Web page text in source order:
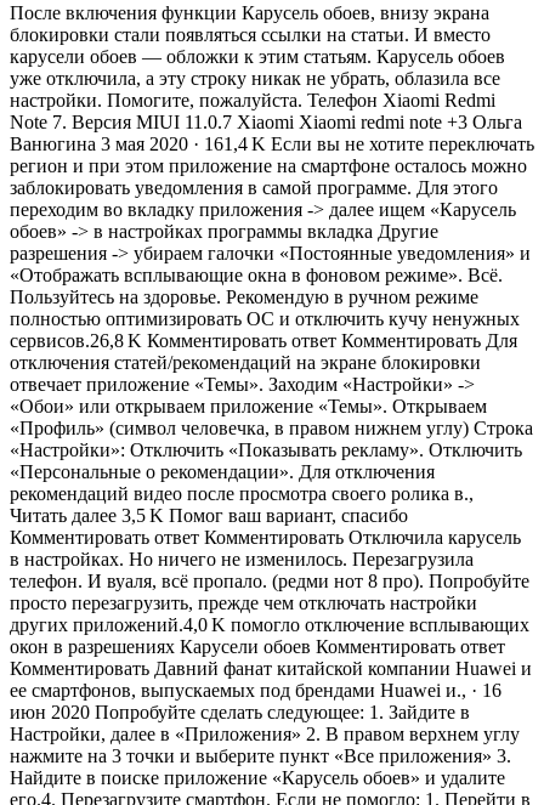
После включения функции Карусель обоев, внизу экрана
блокировки стали появляться ссылки на статьи. И вместо
карусели обоев — обложки к этим статьям. Карусель обоев
уже отключила, а эту строку никак не убрать, облазила все
настройки. Помогите, пожалуйста. Телефон Xiaomi Redmi
Note 7. Версия MIUI 11.0.7 Xiaomi Xiaomi redmi note +3 Ольга
Ванюгина 3 мая 2020 · 161,4 K Если вы не хотите переключать
регион и при этом приложение на смартфоне осталось можно
заблокировать уведомления в самой программе. Для этого
переходим во вкладку приложения -> далее ищем «Карусель
обоев» -> в настройках программы вкладка Другие
разрешения -> убираем галочки «Постоянные уведомления» и
«Отображать всплывающие окна в фоновом режиме». Всё.
Пользуйтесь на здоровье. Рекомендую в ручном режиме
полностью оптимизировать ОС и отключить кучу ненужных
сервисов.26,8 K Комментировать ответ Комментировать Для
отключения статей/рекомендаций на экране блокировки
отвечает приложение «Темы». Заходим «Настройки» ->
«Обои» или открываем приложение «Темы». Открываем
«Профиль» (символ человечка, в правом нижнем углу) Строка
«Настройки»: Отключить «Показывать рекламу». Отключить
«Персональные о рекомендации». Для отключения
рекомендаций видео после просмотра своего ролика в.,
Читать далее 3,5 K Помог ваш вариант, спасибо
Комментировать ответ Комментировать Отключила карусель
в настройках. Но ничего не изменилось. Перезагрузила
телефон. И вуаля, всё пропало. (редми нот 8 про). Попробуйте
просто перезагрузить, прежде чем отключать настройки
других приложений.4,0 K помогло отключение всплывающих
окон в разрешениях Карусели обоев Комментировать ответ
Комментировать Давний фанат китайской компании Huawei и
ее смартфонов, выпускаемых под брендами Huawei и., · 16
июн 2020 Попробуйте сделать следующее: 1. Зайдите в
Настройки, далее в «Приложения» 2. В правом верхнем углу
нажмите на 3 точки и выберите пункт «Все приложения» 3.
Найдите в поиске приложение «Карусель обоев» и удалите
его.4. Перезагрузите смартфон. Если не помогло: 1. Перейти в